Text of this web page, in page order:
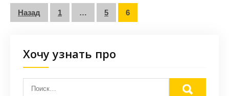
Пагинация
записей
Назад 1 … 5 6
Хочу узнать про